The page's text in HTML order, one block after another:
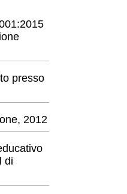
presso
2012
di